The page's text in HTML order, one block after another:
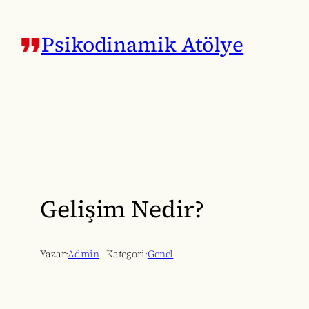
geç
Psikodinamik Atölye
Gelişim Nedir?
Yazar:Admin– Kategori:Genel